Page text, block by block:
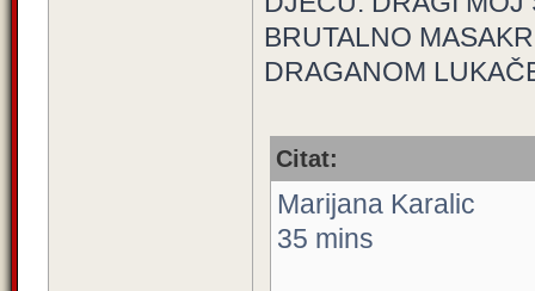
BRUTALNO
DRAGANOM
Citat:
Marijana Karalic
35 mins